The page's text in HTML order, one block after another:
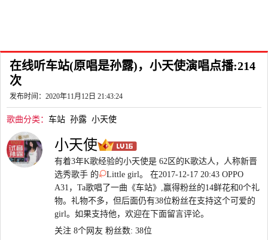
在线听车站(原唱是孙露)，小天使演唱点播:214
次
发布时间：2020年11月12日 21:43:24
歌曲分类： 车站 孙露 小天使
小天使
有着3年K歌经验的小天使是 62区的K歌达人，人称新晋
选秀歌手 的
Little girl。 在2017-12-17 20:43 OPPO
A31，Ta歌唱了一曲《车站》,赢得粉丝的14鲜花和0个礼
物。礼物不多，但后面仍有38位粉丝在支持这个可爱的
girl。如果支持他，欢迎在下面留言评论。
关注 8个网友 粉丝数: 38位